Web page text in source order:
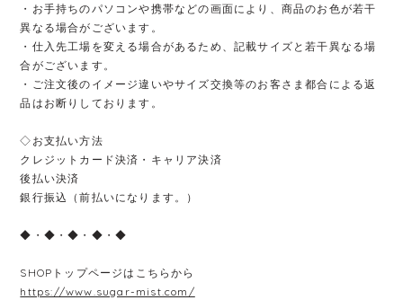
・お手持ちのパソコンや携帯などの画面により、商品のお色が若干
異なる場合がございます。
・仕入先工場を変える場合があるため、記載サイズと若干異なる場
合がございます。
・ご注文後のイメージ違いやサイズ交換等のお客さま都合による返
品はお断りしております。
◇お支払い方法
クレジットカード決済・キャリア決済
後払い決済
銀行振込（前払いになります。）
◆・◆・◆・◆・◆
SHOPトップページはこちらから
https://www.sugar-mist.com/